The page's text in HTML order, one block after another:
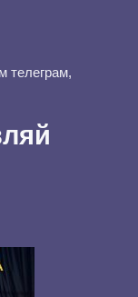
телеграм,